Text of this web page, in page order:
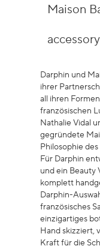
Maison
Darphin und
ihrer
all ihren
französischen
Nathalie Vidal
gegründete
Philosophie
Für Darphin
und ein Beauty
komplett
Darphin-
französisches
einzigartiges
Hand skizziert,
Kraft für die